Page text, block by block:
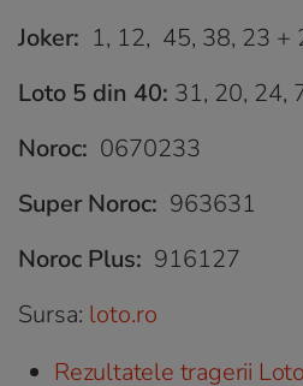
Joker: 1, 12, 45, 38, 23 +
Loto 5 din 40: 31, 20, 24,
Noroc: 0670233
Super Noroc: 963631
Noroc Plus: 916127
Sursa: loto.ro
Rezultatele tragerii